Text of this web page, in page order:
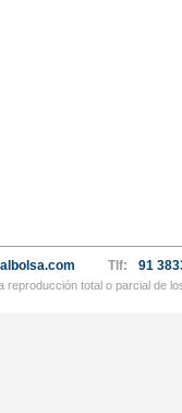
Tlf: 91
reproducción total o parcial de